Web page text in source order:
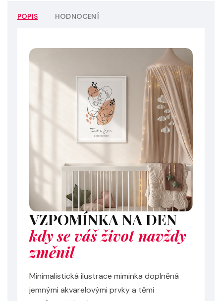
POPIS HODNOCENÍ
VZPOMÍNKA NA DEN
kdy se váš život navždy
změnil
Minimalistická ilustrace miminka doplněná
jemnými akvarelovými prvky a těmi